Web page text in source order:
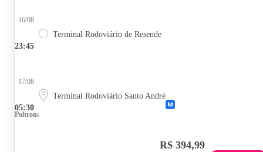
23:45
16/08
Terminal Rodoviário de Resende
05:30
17/08
Terminal Rodoviário Santo André
Poltrona
R$ 394,99